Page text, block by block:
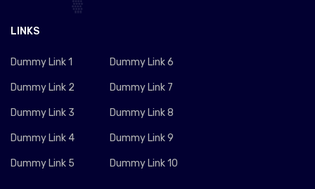
LINKS
Dummy Link 1
Dummy Link 2
Dummy Link 3
Dummy Link 4
Dummy Link 5
Dummy Link 6
Dummy Link 7
Dummy Link 8
Dummy Link 9
Dummy Link 10